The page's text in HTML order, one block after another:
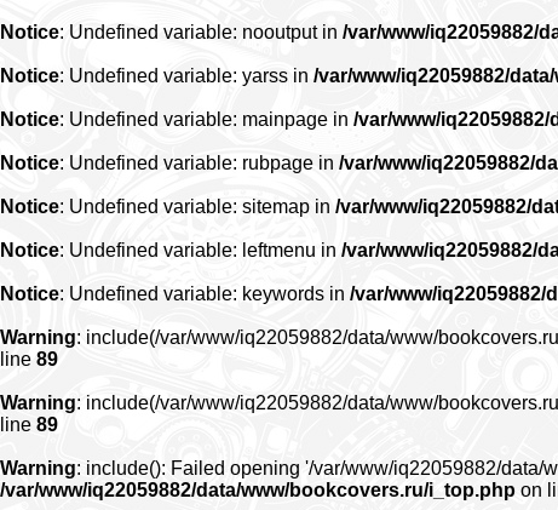
Notice: Undefined variable: nooutput in /var/www/iq22059882/
Notice: Undefined variable: yarss in /var/www/iq22059882/
Notice: Undefined variable: mainpage in /var/www/
Notice: Undefined variable: rubpage in /var/www/iq22059882/
Notice: Undefined variable: sitemap in /var/www/iq22059882/
Notice: Undefined variable: leftmenu in /var/www/iq22059882/
Notice: Undefined variable: keywords in /var/www/
Warning: include(/var/www/iq22059882/data/www/
line 89
Warning: include(/var/www/iq22059882/data/www/
line 89
Warning: include(): Failed opening '/var/www/iq22059882/data/
/var/www/iq22059882/data/www/bookcovers.ru/i_top.php on